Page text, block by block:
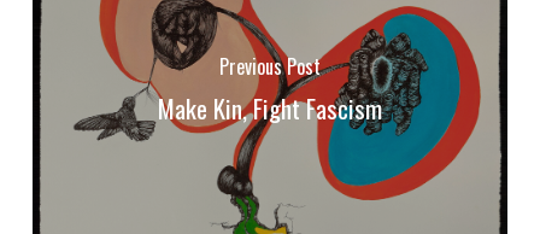
Previous Post
Make Kin, Fight Fascism